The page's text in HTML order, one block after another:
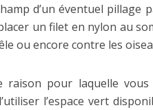
d’un éventuel pillage
un filet en nylon au
ou encore contre les
raison pour laquelle
l’espace vert